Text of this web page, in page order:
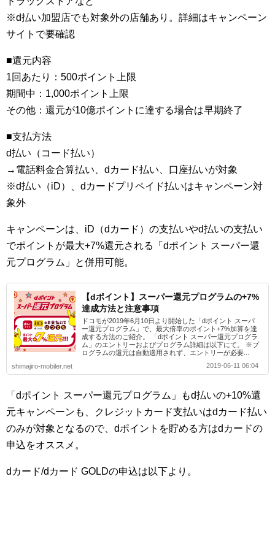
※d払い加盟店でも対象外の店舗あり。詳細はキャンペーン
サイトで要確認
■還元内容
1回あたり：500ポイント上限
期間中：1,000ポイント上限
その他：還元が10億ポイントに達する場合は早期終了
■支払方法
d払い（コード払い）
→電話料金合算払い、dカード払い、口座払いが対象
※d払い（iD）、dカードプリペイド払いはキャンペーン対
象外
キャンペーンは、iD（dカード）の支払いやd払いの支払い
でポイントが最大+7%還元される「dポイント スーパー還
元プログラム」と併用可能。
【dポイント】スーパー還元プログラムの+7%
達成方法と注意事項
ドコモが2019年6月10日より開始した「dポイント スーパ
ー還元プログラム」で、最大倍率のポイント+7%加算を達
成する方法のご紹介。 「dポイント スーパー還元プログラ
ム」のエントリーおよびプログラム詳細は以下にて。 ※プ
ログラムの還元は自動適用されず、エントリーが必要...
shimajiro-mobiler.net
2019-06-11 06:04
「dポイント スーパー還元プログラム」もd払いの+10%還
元キャンペーンも、クレジットカード支払いはdカード払い
のみが対象となるので、dポイントを貯める方はdカードの
申込をオススメ。
dカード/dカード GOLDの申込は以下より。